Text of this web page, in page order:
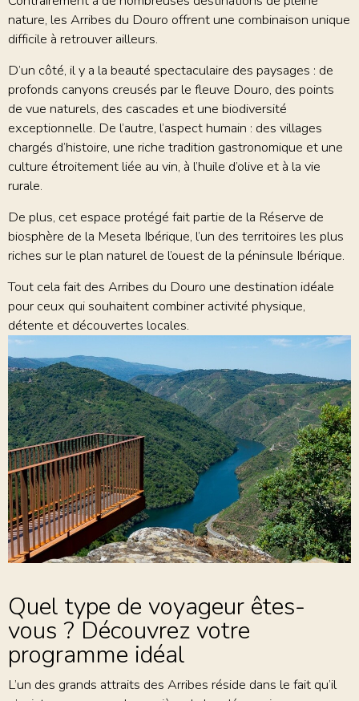
nature, les Arribes du Douro offrent une combinaison unique
difficile à retrouver ailleurs.
D’un côté, il y a la beauté spectaculaire des paysages : de
profonds canyons creusés par le fleuve Douro, des points
de vue naturels, des cascades et une biodiversité
exceptionnelle. De l’autre, l’aspect humain : des villages
chargés d’histoire, une riche tradition gastronomique et une
culture étroitement liée au vin, à l’huile d’olive et à la vie
rurale.
De plus, cet espace protégé fait partie de la Réserve de
biosphère de la Meseta Ibérique, l’un des territoires les plus
riches sur le plan naturel de l’ouest de la péninsule Ibérique.
Tout cela fait des Arribes du Douro une destination idéale
pour ceux qui souhaitent combiner activité physique,
détente et découvertes locales.
Quel type de voyageur êtes-
vous ? Découvrez votre
programme idéal
L’un des grands attraits des Arribes réside dans le fait qu’il